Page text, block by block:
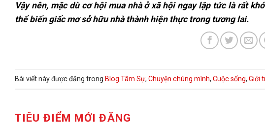
Vậy nên, mặc dù cơ hội mua nhà ở xã hội ngay lập tức là rất
thể biến giấc mơ sở hữu nhà thành hiện thực trong tương lai.
Bài viết này được đăng trong Blog Tâm Sự, Chuyện chúng mình, Cuộc sống, Giới
TIÊU ĐIỂM MỚI ĐĂNG